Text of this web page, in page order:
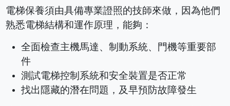
電梯保養須由具備專業證照的技師來做，因為他們
熟悉電梯結構和運作原理，能夠：
全面檢查主機馬達、制動系統、門機等重要部
件
測試電梯控制系統和安全裝置是否正常
找出隱藏的潛在問題，及早預防故障發生